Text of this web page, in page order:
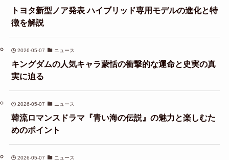
トヨタ新型ノア発表 ハイブリッド専用モデルの進化と特
徴を解説
2026-05-07 ニュース
キングダムの人気キャラ蒙恬の衝撃的な運命と史実の真
実に迫る
2026-05-07 ニュース
韓流ロマンスドラマ『青い海の伝説』の魅力と楽しむた
めのポイント
2026-05-07 ニュース